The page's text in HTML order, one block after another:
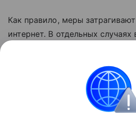
Как правило, меры
интернет. В отдельных
Интернет Сбои